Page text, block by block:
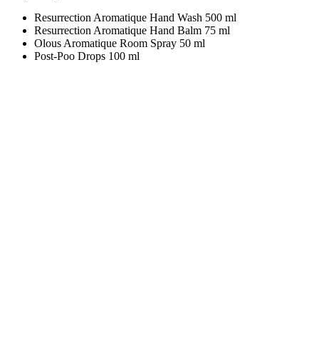
Resurrection Aromatique Hand Wash 500 ml
Resurrection Aromatique Hand Balm 75 ml
Olous Aromatique Room Spray 50 ml
Post-Poo Drops 100 ml